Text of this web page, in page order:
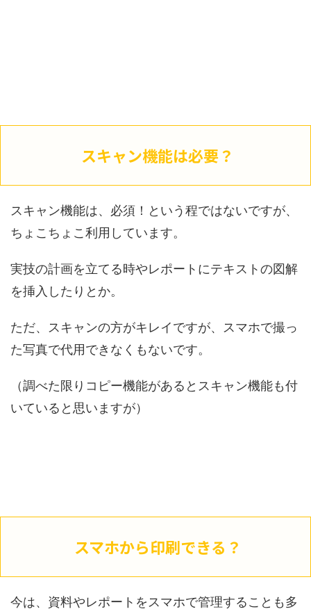
スキャン機能は必要？
スキャン機能は、必須！という程ではないですが、
ちょこちょこ利用しています。
実技の計画を立てる時やレポートにテキストの図解
を挿入したりとか。
ただ、スキャンの方がキレイですが、スマホで撮っ
た写真で代用できなくもないです。
（調べた限りコピー機能があるとスキャン機能も付
いていると思いますが）
スマホから印刷できる？
今は、資料やレポートをスマホで管理することも多